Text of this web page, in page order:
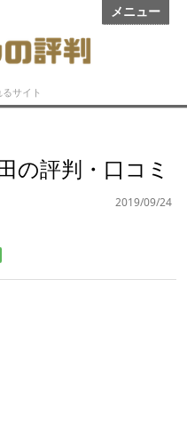
メニュー
サイト
の評判・口コミ
2019/09/24